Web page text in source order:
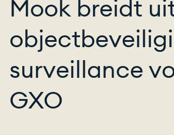
Mook breidt
surveillance
GXO